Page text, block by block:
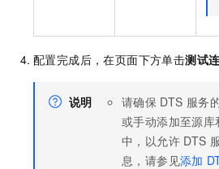
配置完成后，在页面下方单击测试
说明 请确保 DTS 服务
或手动添加至源
中，以允许 DTS
息，请参见添加